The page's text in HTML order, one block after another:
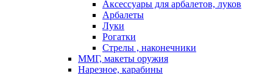
Аксессуары для арбалетов, луков
Арбалеты
Луки
Рогатки
Стрелы , наконечники
ММГ, макеты оружия
Нарезное, карабины